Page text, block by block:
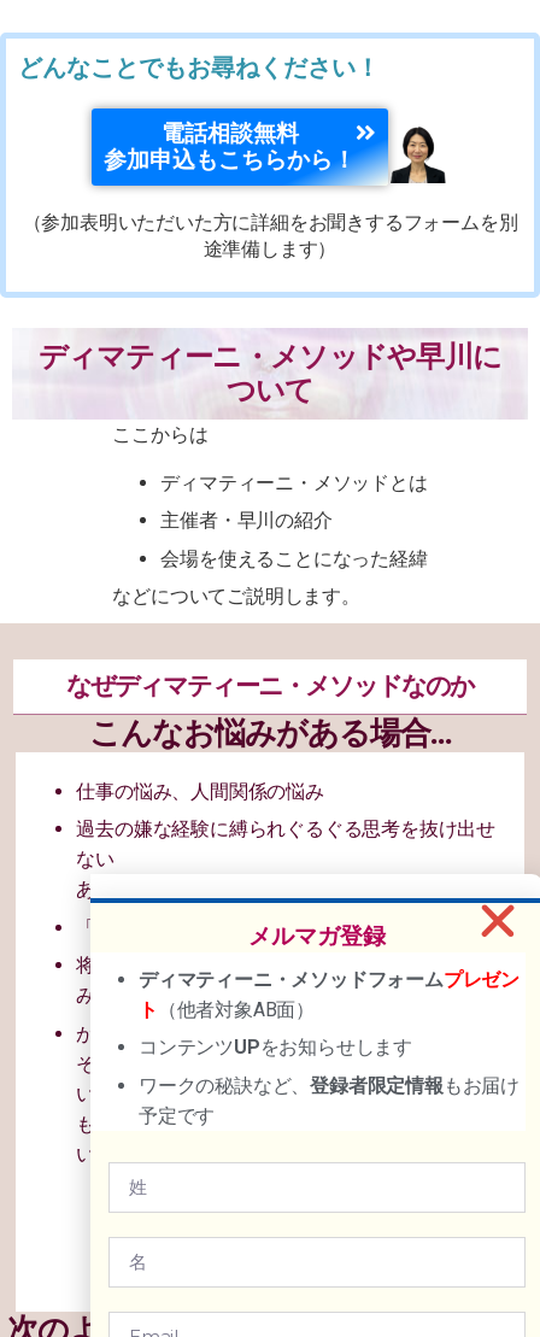
どんなことでもお尋ねください！
電話相談無料
参加申込もこちらから！
（参加表明いただいた方に詳細をお聞きするフォームを別
途準備します）
ディマティーニ・メソッドや早川に
ついて
ここからは
ディマティーニ・メソッドとは
主催者・早川の紹介
会場を使えることになった経緯
などについてご説明します。
なぜディマティーニ・メソッドなのか
こんなお悩みがある場合...
仕事の悩み、人間関係の悩み
過去の嫌な経験に縛られぐるぐる思考を抜け出せ
ない
あの人のせいで…と誰かを責め続けてしまう
「こんな自分はダメ」と自己卑下している
将来の不安、現状打破したくても新たな一歩を踏
み出せない
がんばっているけれどなかなか結果が出ない
それなりにうまく行っているけれど何かが足りな
い気がしている
もっとできるはずなのに全力を出し切れていな
い、停滞感がある
次のような対処法をとることが多いで
メルマガ登録
ディマティーニ・メソッドフォームプレゼン
ト
（他者対象AB面）
コンテンツUPをお知らせします
ワークの秘訣など、登録者限定情報 もお届け
予定です